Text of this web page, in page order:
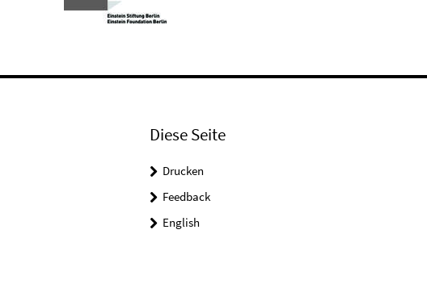
Diese Seite
Drucken
Feedback
English